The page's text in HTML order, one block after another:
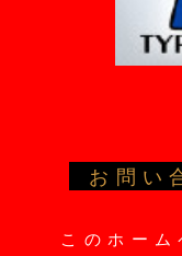
お問い
このホー